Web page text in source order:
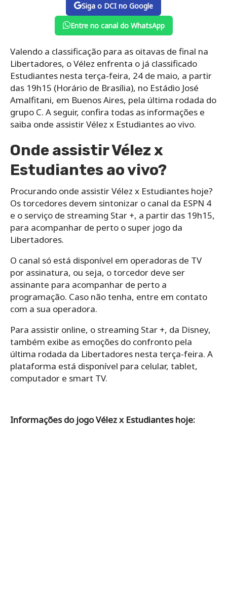
Siga o DCI no Google
Entre no canal do WhatsApp
Valendo a classificação para as oitavas de final na
Libertadores, o Vélez enfrenta o já classificado
Estudiantes nesta terça-feira, 24 de maio, a partir
das 19h15 (Horário de Brasília), no Estádio José
Amalfitani, em Buenos Aires, pela última rodada do
grupo C. A seguir, confira todas as informações e
saiba onde assistir Vélez x Estudiantes ao vivo.
Onde assistir Vélez x
Estudiantes ao vivo?
Procurando onde assistir Vélez x Estudiantes hoje?
Os torcedores devem sintonizar o canal da ESPN 4
e o serviço de streaming Star +, a partir das 19h15,
para acompanhar de perto o super jogo da
Libertadores.
O canal só está disponível em operadoras de TV
por assinatura, ou seja, o torcedor deve ser
assinante para acompanhar de perto a
programação. Caso não tenha, entre em contato
com a sua operadora.
Para assistir online, o streaming Star +, da Disney,
também exibe as emoções do confronto pela
última rodada da Libertadores nesta terça-feira. A
plataforma está disponível para celular, tablet,
computador e smart TV.
Informações do jogo Vélez x Estudiantes hoje: